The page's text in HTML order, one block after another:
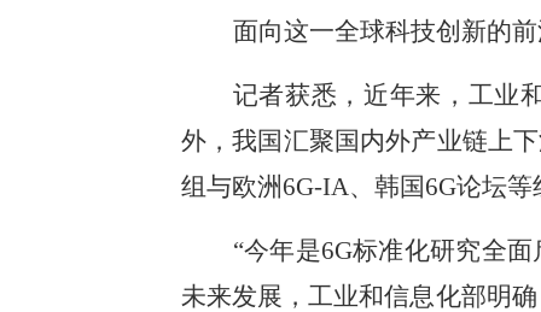
面向这一全球科技创新的
记者获悉，近年来，工业
外，我国汇聚国内外产业链上
组与欧洲6G-IA、韩国6G论坛
“今年是6G标准化研究全
未来发展，工业和信息化部明